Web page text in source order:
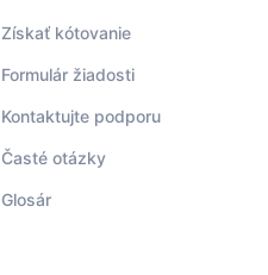
Získať kótovanie
Formulár žiadosti
Kontaktujte podporu
Časté otázky
Glosár